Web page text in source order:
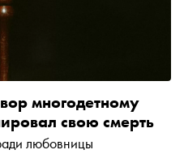
многодетному
свою смерть
любовницы